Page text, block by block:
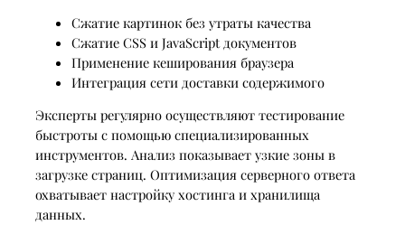
Сжатие картинок без утраты качества
Сжатие CSS и JavaScript документов
Применение кеширования браузера
Интеграция сети доставки содержимого
Эксперты регулярно осуществляют тестирование
быстроты с помощью специализированных
инструментов. Анализ показывает узкие зоны в
загрузке страниц. Оптимизация серверного ответа
охватывает настройку хостинга и хранилища
данных.